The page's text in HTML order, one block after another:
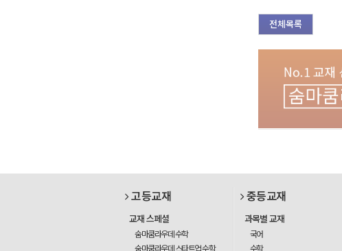
전체목록
고등교재
교재 스페셜
숨마쿰라우데 수학
숨마쿰라우데 스타트업 수학
중등교재
과목별 교재
국어
수학